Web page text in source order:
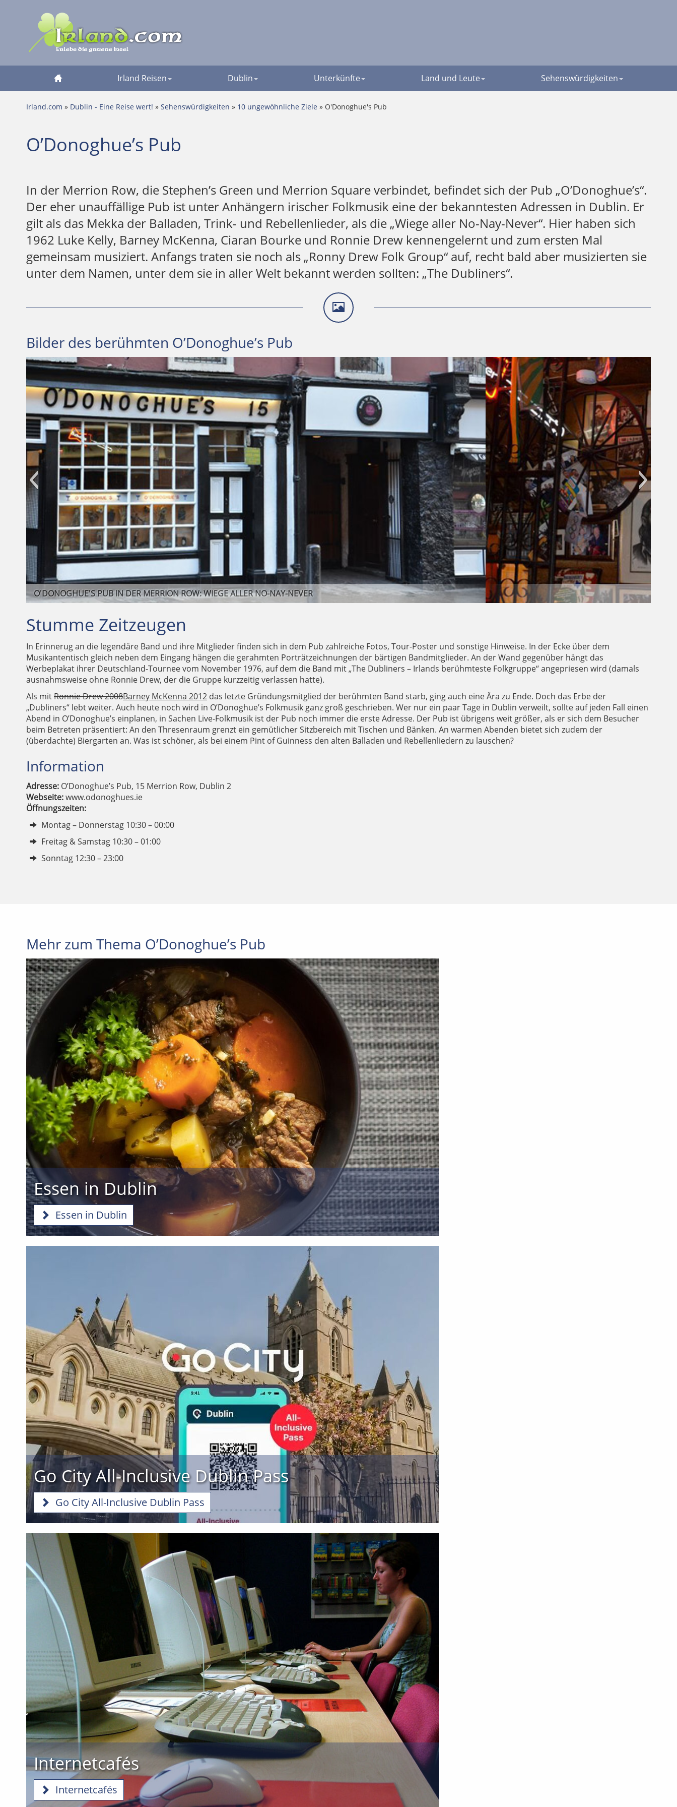
Irland Reisen Dublin Unterkünfte Land und Leute Sehenswürdigkeiten
Irland.com » Dublin - Eine Reise wert! » Sehenswürdigkeiten » 10 ungewöhnliche Ziele » O'Donoghue's Pub
O’Donoghue’s Pub
In der Merrion Row, die Stephen’s Green und Merrion Square verbindet, befindet sich der Pub „O’Donoghue’s“.
Der eher unauffällige Pub ist unter Anhängern irischer Folkmusik eine der bekanntesten Adressen in Dublin. Er
gilt als das Mekka der Balladen, Trink- und Rebellenlieder, als die „Wiege aller No-Nay-Never“. Hier haben sich
1962 Luke Kelly, Barney McKenna, Ciaran Bourke und Ronnie Drew kennengelernt und zum ersten Mal
gemeinsam musiziert. Anfangs traten sie noch als „Ronny Drew Folk Group“ auf, recht bald aber musizierten sie
unter dem Namen, unter dem sie in aller Welt bekannt werden sollten: „The Dubliners“.
Bilder des berühmten O’Donoghue’s Pub
ERINNERUNGEN AN IRLANDS LEGENDÄRE FOLK-BAND "THE DUBLINERS"
Stumme Zeitzeugen
In Erinnerug an die legendäre Band und ihre Mitglieder finden sich in dem Pub zahlreiche Fotos, Tour-Poster und sonstige Hinweise. In der Ecke über dem
Musikantentisch gleich neben dem Eingang hängen die gerahmten Porträtzeichnungen der bärtigen Bandmitglieder. An der Wand gegenüber hängt das
Werbeplakat ihrer Deutschland-Tournee vom November 1976, auf dem die Band mit „The Dubliners – Irlands berühmteste Folkgruppe“ angepriesen wird (damals
ausnahmsweise ohne Ronnie Drew, der die Gruppe kurzzeitig verlassen hatte).
Als mitRonnie Drew 2008Barney McKenna 2012 das letzte Gründungsmitglied der berühmten Band starb, ging auch eine Ära zu Ende. Doch das Erbe der
„Dubliners“ lebt weiter. Auch heute noch wird in O’Donoghue’s Folkmusik ganz groß geschrieben. Wer nur ein paar Tage in Dublin verweilt, sollte auf jeden Fall einen
Abend in O’Donoghue’s einplanen, in Sachen Live-Folkmusik ist der Pub noch immer die erste Adresse. Der Pub ist übrigens weit größer, als er sich dem Besucher
beim Betreten präsentiert: An den Thresenraum grenzt ein gemütlicher Sitzbereich mit Tischen und Bänken. An warmen Abenden bietet sich zudem der
(überdachte) Biergarten an. Was ist schöner, als bei einem Pint of Guinness den alten Balladen und Rebellenliedern zu lauschen?
Information
Adresse: O’Donoghue’s Pub, 15 Merrion Row, Dublin 2
Webseite:www.odonoghues.ie
Öffnungszeiten:
Montag – Donnerstag 10:30 – 00:00
Freitag & Samstag 10:30 – 01:00
Sonntag 12:30 – 23:00
Mehr zum Thema O’Donoghue’s Pub
Essen in Dublin
Essen in Dublin
Go City All-Inclusive Dublin Pass
Go City All-Inclusive Dublin Pass
Internetcafés
Internetcafés